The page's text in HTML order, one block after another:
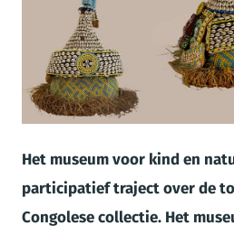
JPG
Het museum voor kind en
participatief traject over de
Congolese collectie. Het